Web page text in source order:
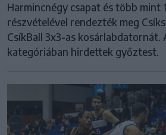
Harmincnégy csapat és több mint
részvételével rendezték meg
CsíkBall 3x3-as kosárlabdatornát.
kategóriában hirdettek győztest.